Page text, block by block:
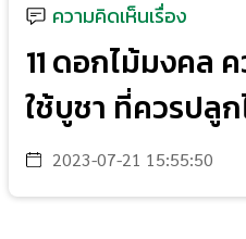
ความคิดเห็นเรื่อง
11 ดอกไม้มงคล
ใช้บูชา ที่ควรปลูก
2023-07-21 15:55:50